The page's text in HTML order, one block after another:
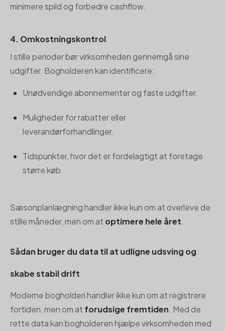
minimere spild og forbedre cashflow.
4. Omkostningskontrol
I stille perioder bør virksomheden gennemgå sine
udgifter. Bogholderen kan identificere:
Unødvendige abonnementer og faste udgifter.
Muligheder for rabatter eller
leverandørforhandlinger.
Tidspunkter, hvor det er fordelagtigt at foretage
større køb.
Sæsonplanlægning handler ikke kun om at overleve de
stille måneder, men om at optimere hele året.
Sådan bruger du data til at udligne udsving og
skabe stabil drift
Moderne bogholderi handler ikke kun om at registrere
fortiden, men om at forudsige fremtiden. Med de
rette data kan bogholderen hjælpe virksomheden med